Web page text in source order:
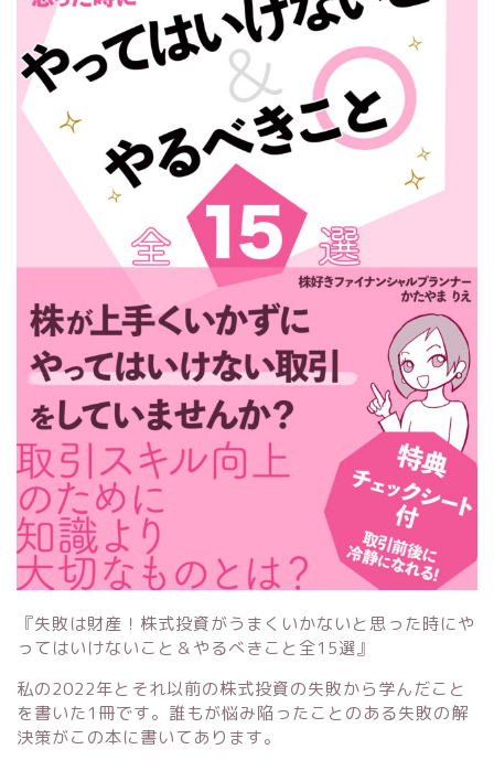
『失敗は財産！株式投資がうまくいかないと思った時にや
ってはいけないこと＆やるべきこと全15選』
私の2022年とそれ以前の株式投資の失敗から学んだこと
を書いた1冊です。誰もが悩み陥ったことのある失敗の解
決策がこの本に書いてあります。